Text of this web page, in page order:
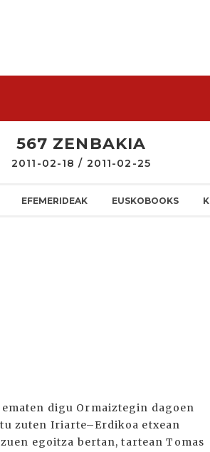
567 ZENBAKIA
2011-02-18 / 2011-02-25
EFEMERIDEAK EUSKOBOOKS
digu Ormaiztegin dagoen
zuten Iriarte–Erdikoa etxean
egoitza bertan, tartean Tomas